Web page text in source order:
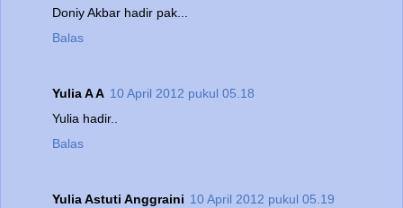
Doniy Akbar hadir pak...
Balas
Yulia A A 10 April 2012 pukul 05.18
Yulia hadir..
Balas
Yulia Astuti Anggraini 10 April 2012 pukul 05.19